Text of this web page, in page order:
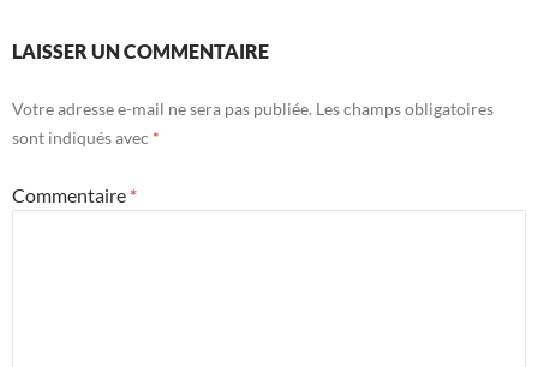
LAISSER UN COMMENTAIRE
Votre adresse e-mail ne sera pas publiée. Les champs obligatoires
sont indiqués avec *
Commentaire *